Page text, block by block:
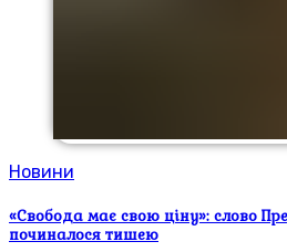
Новини
«Свобода має свою ціну»: слово
починалося тишею